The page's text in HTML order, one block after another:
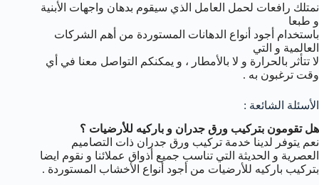
نمتلك رافعات لحمل العامل الذي سيقوم بدهان واجهات الأبنية
و طبعا
باستخدام أجود أنواع الدهانات المستوردة من أهم الشركات
العالمية و التي
لا تتأثر بالحرارة و لا بالأمطار ، و يمكنكم التواصل معنا في أي
وقت ترغبون به .
الأسئلة الشائعة :
هل تقومون بتركيب ورق جدران و باركيه للأرضيات ؟
نعم يتوفر لدينا خدمة تركيب ورق جدران ذات التصاميم
العصرية و الحديثة التي تناسب جميع أذواق عملائنا و نقوم ايضا
بتركيب باركيه للأرضيات من أجود أنواع الأخشاب المستوردة .